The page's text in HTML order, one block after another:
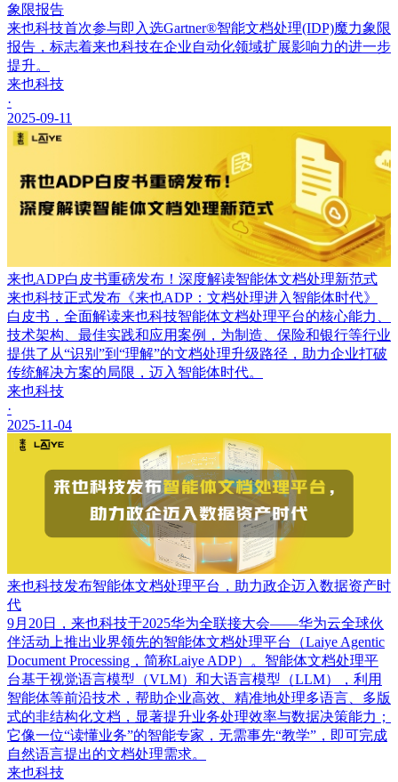
象限报告
来也科技首次参与即入选Gartner®智能文档处理(IDP)魔力象限
报告，标志着来也科技在企业自动化领域扩展影响力的进一步
提升。
来也科技
·
2025-09-11
来也ADP白皮书重磅发布！深度解读智能体文档处理新范式
来也科技正式发布《来也ADP：文档处理进入智能体时代》
白皮书，全面解读来也科技智能体文档处理平台的核心能力、
技术架构、最佳实践和应用案例，为制造、保险和银行等行业
提供了从“识别”到“理解”的文档处理升级路径，助力企业打破
传统解决方案的局限，迈入智能体时代。
来也科技
·
2025-11-04
来也科技发布智能体文档处理平台，助力政企迈入数据资产时
代
9月20日，来也科技于2025华为全联接大会——华为云全球伙
伴活动上推出业界领先的智能体文档处理平台（Laiye Agentic
Document Processing，简称Laiye ADP）。智能体文档处理平
台基于视觉语言模型（VLM）和大语言模型（LLM），利用
智能体等前沿技术，帮助企业高效、精准地处理多语言、多版
式的非结构化文档，显著提升业务处理效率与数据决策能力；
它像一位“读懂业务”的智能专家，无需事先“教学”，即可完成
自然语言提出的文档处理需求。
来也科技